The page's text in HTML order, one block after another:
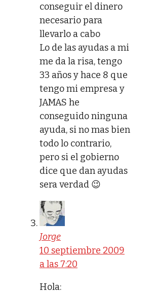
conseguir el dinero
necesario para
llevarlo a cabo
Lo de las ayudas a mi
me da la risa, tengo
33 años y hace 8 que
tengo mi empresa y
JAMAS he
conseguido ninguna
ayuda, si no mas bien
todo lo contrario,
pero si el gobierno
dice que dan ayudas
sera verdad 😉
Jorge
10 septiembre 2009
a las 7:20
Hola: